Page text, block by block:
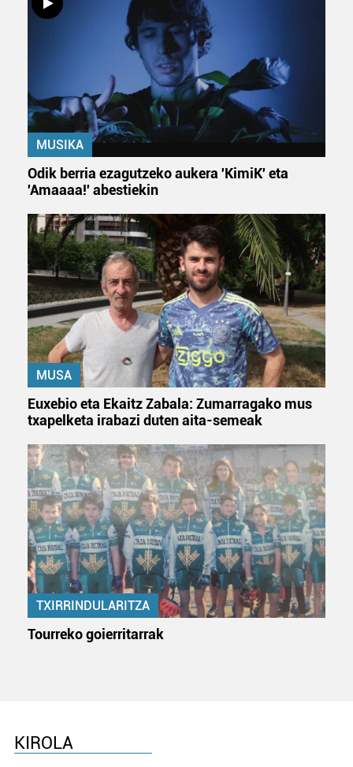
interes komertzial legitimoetan babesten dira. Ikusi gure
bazkideen zerrenda, beren ustez zein helburutarako
duten interes legitimoa eta horren aurka nola egin
Lortu zure datu pertsonalak prozesatzeko moduari
buruzko informazio gehiago eta ezarri zure lehentasunak
datuen atalean. Edozein unetan alda edo ken dezakezu
zure baimena Cookieen adierazpenean.
Webgune honek cookie propioak eta hirugarrenen cookie-
fitxategiak erabiltzen ditu. Zure esperientzia eta
zerbitzuak hobetzeko asmoz, cookie teknologiaz
baliatzen gara. Ohar hau onartuz gero, teknologia hori
erabiltzeko baimen esplizitua ematen diguzu.Gehiago
irakurri
MUSIKA
Odik berria ezagutzeko aukera 'KimiK' eta
'Amaaaa!' abestiekin
MUSA
Euxebio eta Ekaitz Zabala: Zumarragako mus
txapelketa irabazi duten aita-semeak
TXIRRINDULARITZA
Tourreko goierritarrak
KIROLA